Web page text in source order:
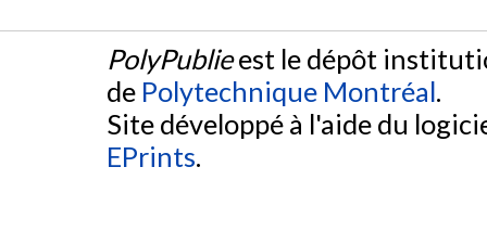
PolyPublieest le dépôt
de Polytechnique Montréal.
Site développé à l'aide du
EPrints.